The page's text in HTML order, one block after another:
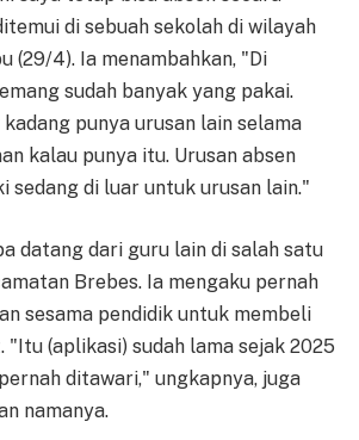
di sebuah sekolah di wilayah
(29/4). Ia menambahkan, "Di
sudah banyak yang pakai.
punya urusan lain selama
kalau punya itu. Urusan absen
sedang di luar untuk urusan lain."
datang dari guru lain di salah satu
Brebes. Ia mengaku pernah
sesama pendidik untuk membeli
(aplikasi) sudah lama sejak 2025
ditawari," ungkapnya, juga
namanya.